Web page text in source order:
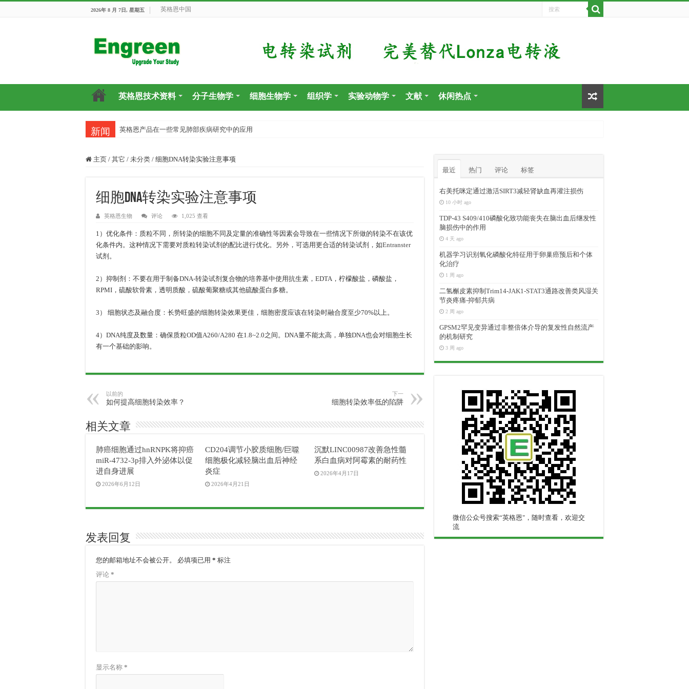
2026年 8 月 7日, 星期五 英格恩中国
英格恩技术资料 分子生物学 细胞生物学 组织学 实验动物学 文献 休闲热点
新闻 英格恩产品在一些常见肺部疾病研究中的应用
主页 / 其它 / 未分类 / 细胞DNA转染实验注意事项
细胞DNA转染实验注意事项
英格恩生物 评论 1,025 查看
1）优化条件：质粒不同，所转染的细胞不同及定量的准确性等因素会导致在一些情况下所做的转染不在该优
化条件内。这种情况下需要对质粒转染试剂的配比进行优化。另外，可选用更合适的转染试剂，如Entranster
试剂。
2）抑制剂：不要在用于制备DNA-转染试剂复合物的培养基中使用抗生素，EDTA，柠檬酸盐，磷酸盐，
RPMI，硫酸软骨素，透明质酸，硫酸葡聚糖或其他硫酸蛋白多糖。
3） 细胞状态及融合度：长势旺盛的细胞转染效果更佳，细胞密度应该在转染时融合度至少70%以上。
4）DNA纯度及数量：确保质粒OD值A260/A280 在1.8~2.0之间。DNA量不能太高，单独DNA也会对细胞生长
有一个基础的影响。
以前的
如何提高细胞转染效率？
下一
细胞转染效率低的陷阱
相关文章
肺癌细胞通过hnRNPK将抑癌
miR-4732-3p排入外泌体以促
进自身进展
2026年6月12日
CD204调节小胶质细胞/巨噬
细胞极化减轻脑出血后神经
炎症
2026年4月21日
沉默LINC00987改善急性髓
系白血病对阿霉素的耐药性
2026年4月17日
发表回复
您的邮箱地址不会被公开。 必填项已用 * 标注
评论 *
显示名称 *
最近 热门 评论 标签
右美托咪定通过激活SIRT3减轻肾缺血再灌注损伤
10 小时 ago
TDP-43 S409/410磷酸化致功能丧失在脑出血后继发性
脑损伤中的作用
4 天 ago
机器学习识别氧化磷酸化特征用于卵巢癌预后和个体
化治疗
1 周 ago
二氢槲皮素抑制Trim14-JAK1-STAT3通路改善类风湿关
节炎疼痛-抑郁共病
2 周 ago
GPSM2罕见变异通过非整倍体介导的复发性自然流产
的机制研究
3 周 ago
微信公众号搜索“英格恩"，随时查看，欢迎交
流